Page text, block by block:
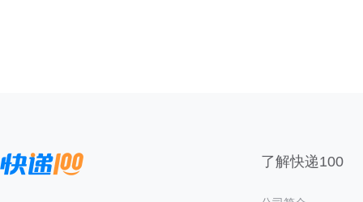
了解快递100